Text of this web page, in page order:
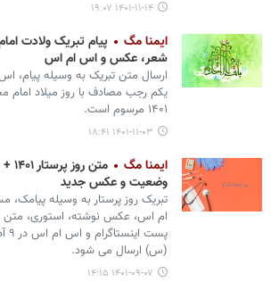
۱۴۰۱-۱۱-۱۴ ۱۹:۰۷
ایمنا مگ
شعر، عکس و اس ام اس
ارسال متن تبریک به وسیله
۱۴۰۱ مرسوم است.
۱۴۰۱-۱۱-۰۳ ۱۸:۴۱
ایمنا مگ
وضعیت و عکس جدید
تبریک روز پرستار به وسیله
ام اس، عکس نوشته، استوری، متن
(س) ارسال می شود.
۱۴۰۱-۰۹-۰۷ ۱۴:۱۵